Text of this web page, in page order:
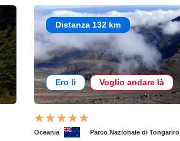
Distanza 132 km
Ero lì Voglio andare là
Oceania Parco Nazionale di Tongariro